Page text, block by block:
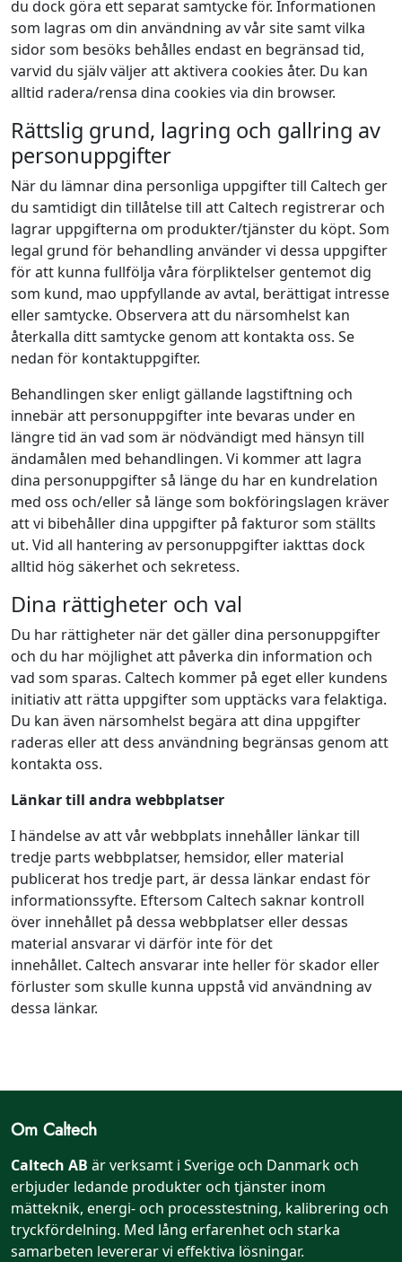
du dock göra ett separat samtycke för. Informationen
som lagras om din användning av vår site samt vilka
sidor som besöks behålles endast en begränsad tid,
varvid du själv väljer att aktivera cookies åter. Du kan
alltid radera/rensa dina cookies via din browser.
Rättslig grund, lagring och gallring av
personuppgifter
När du lämnar dina personliga uppgifter till Caltech ger
du samtidigt din tillåtelse till att Caltech registrerar och
lagrar uppgifterna om produkter/tjänster du köpt. Som
legal grund för behandling använder vi dessa uppgifter
för att kunna fullfölja våra förpliktelser gentemot dig
som kund, mao uppfyllande av avtal, berättigat intresse
eller samtycke. Observera att du närsomhelst kan
återkalla ditt samtycke genom att kontakta oss. Se
nedan för kontaktuppgifter.
Behandlingen sker enligt gällande lagstiftning och
innebär att personuppgifter inte bevaras under en
längre tid än vad som är nödvändigt med hänsyn till
ändamålen med behandlingen. Vi kommer att lagra
dina personuppgifter så länge du har en kundrelation
med oss och/eller så länge som bokföringslagen kräver
att vi bibehåller dina uppgifter på fakturor som ställts
ut. Vid all hantering av personuppgifter iakttas dock
alltid hög säkerhet och sekretess.
Dina rättigheter och val
Du har rättigheter när det gäller dina personuppgifter
och du har möjlighet att påverka din information och
vad som sparas. Caltech kommer på eget eller kundens
initiativ att rätta uppgifter som upptäcks vara felaktiga.
Du kan även närsomhelst begära att dina uppgifter
raderas eller att dess användning begränsas genom att
kontakta oss.
Länkar till andra webbplatser
I händelse av att vår webbplats innehåller länkar till
tredje parts webbplatser, hemsidor, eller material
publicerat hos tredje part, är dessa länkar endast för
informationssyfte. Eftersom Caltech saknar kontroll
över innehållet på dessa webbplatser eller dessas
material ansvarar vi därför inte för det
innehållet. Caltech ansvarar inte heller för skador eller
förluster som skulle kunna uppstå vid användning av
dessa länkar.
Om Caltech
Caltech AB är verksamt i Sverige och Danmark och
erbjuder ledande produkter och tjänster inom
mätteknik, energi- och processtestning, kalibrering och
tryckfördelning. Med lång erfarenhet och starka
samarbeten levererar vi effektiva lösningar.